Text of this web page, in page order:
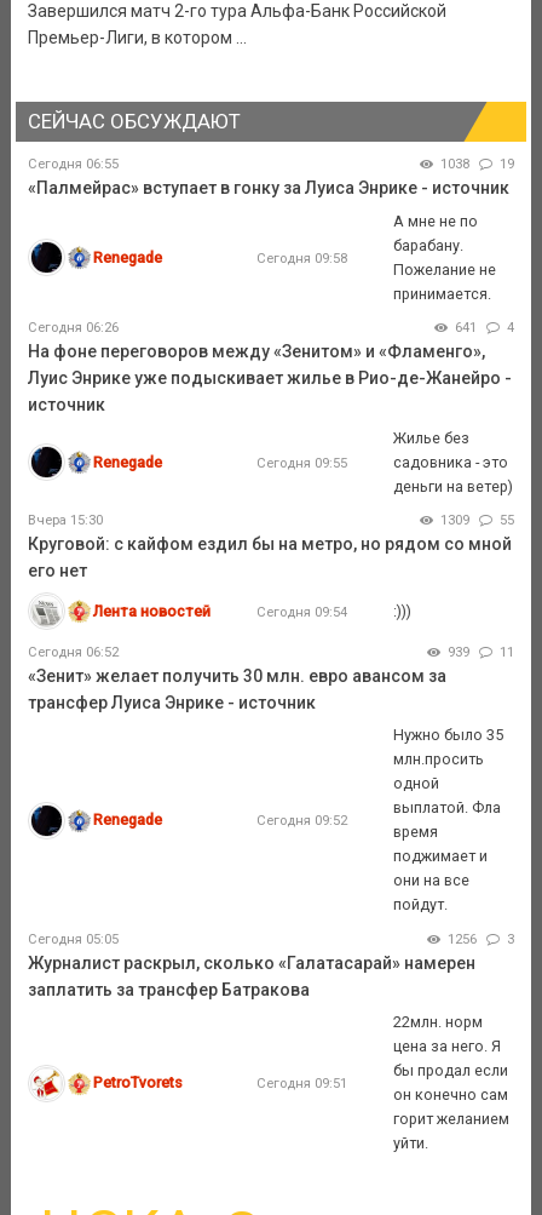
Завершился матч 2-го тура Альфа-Банк Российской
Премьер-Лиги, в котором ...
СЕЙЧАС ОБСУЖДАЮТ
Сегодня 06:55 1038 19
«Палмейрас» вступает в гонку за Луиса Энрике - источник
Renegade Сегодня 09:58
А мне не по
барабану.
Пожелание не
принимается.
Сегодня 06:26 641 4
На фоне переговоров между «Зенитом» и «Фламенго»,
Луис Энрике уже подыскивает жилье в Рио-де-Жанейро -
источник
Renegade Сегодня 09:55
Жилье без
садовника - это
деньги на ветер)
Вчера 15:30 1309 55
Круговой: с кайфом ездил бы на метро, но рядом со мной
его нет
Лента новостей Сегодня 09:54 :)))
Сегодня 06:52 939 11
«Зенит» желает получить 30 млн. евро авансом за
трансфер Луиса Энрике - источник
Renegade Сегодня 09:52
Нужно было 35
млн.просить
одной
выплатой. Фла
время
поджимает и
они на все
пойдут.
Сегодня 05:05 1256 3
Журналист раскрыл, сколько «Галатасарай» намерен
заплатить за трансфер Батракова
PetroTvorets Сегодня 09:51
22млн. норм
цена за него. Я
бы продал если
он конечно сам
горит желанием
уйти.